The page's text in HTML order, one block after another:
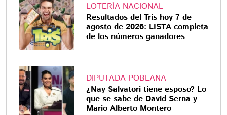
LOTERÍA NACIONAL
Resultados del Tris hoy 7 de
agosto de 2026: LISTA completa
de los números ganadores
DIPUTADA POBLANA
¿Nay Salvatori tiene esposo? Lo
que se sabe de David Serna y
Mario Alberto Montero